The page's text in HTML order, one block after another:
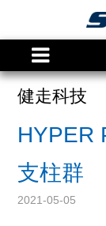
健走科技
HYPER
支柱群
2021-05-05